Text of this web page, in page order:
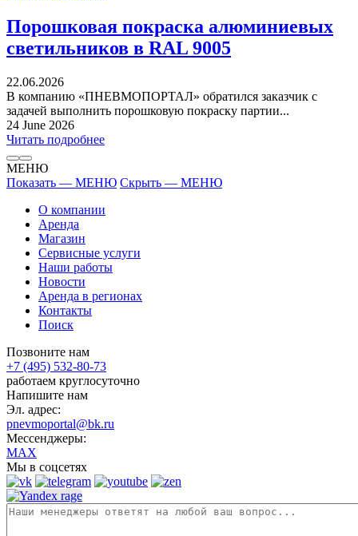
Порошковая покраска алюминиевых
светильников в RAL 9005
22.06.2026
В компанию «ПНЕВМОПОРТАЛ» обратился заказчик с
задачей выполнить порошковую покраску партии...
24 June 2026
Читать подробнее
МЕНЮ
Показать — МЕНЮ Скрыть — МЕНЮ
О компании
Аренда
Магазин
Сервисные услуги
Наши работы
Новости
Аренда в регионах
Контакты
Поиск
Позвоните нам
+7 (495) 532-80-73
работаем круглосуточно
Напишите нам
Эл. адрес:
pnevmoportal@bk.ru
Мессенджеры:
MAX
Мы в соцсетях